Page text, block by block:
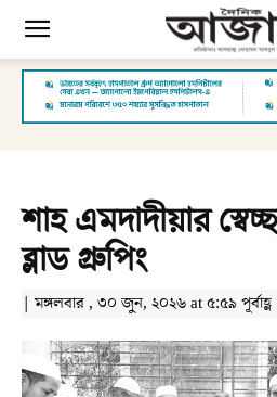
শাহ এমদাদীয়ার
ব্লাড গ্রুপিং
| মঙ্গলবার , ৩০ জুন, ২০২৬ at ৫:৫৯ পূর্বাহ্ণ